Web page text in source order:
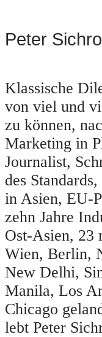
Peter
Klassische
von viel und
zu können,
Marketing in
Journalist,
des
in Asien, EU-
zehn Jahre
Ost-Asien, 23
Wien, Berlin,
New Delhi,
Manila, Los
Chicago
lebt Peter